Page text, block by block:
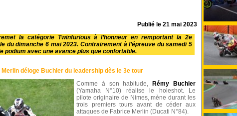
Publié le 21 mai 2023
la catégorie Twinfurious à l’honneur en remportant la 2e
du dimanche 6 mai 2023. Contrairement à l’épreuve du samedi 5
podium avec une avance plus que confortable.
Merlin déloge Buchler du leadership dès le 3e tour
Comme à son habitude,
Rémy Buchler
(Yamaha N°10) réalise le holeshot. Le
pilote originaire de Nimes, mène durant les
trois premiers tours avant de céder aux
attaques de Fabrice Merlin (Ducati N°84).